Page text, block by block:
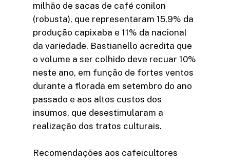
milhão de sacas de café conilon
(robusta), que representaram 15,9% da
produção capixaba e 11% da nacional
da variedade. Bastianello acredita que
o volume a ser colhido deve recuar 10%
neste ano, em função de fortes ventos
durante a florada em setembro do ano
passado e aos altos custos dos
insumos, que desestimularam a
realização dos tratos culturais.
Recomendações aos cafeicultores